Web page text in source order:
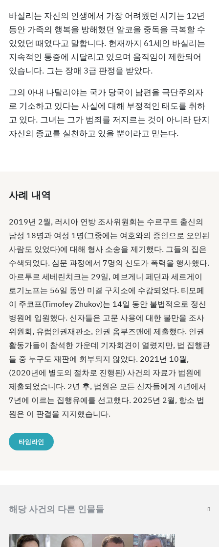
바실리는 자신의 인생에서 가장 어려웠던 시기는 12년
동안 가족의 행복을 방해했던 알코올 중독을 극복할 수
있었던 때였다고 말합니다. 현재까지 61세인 바실리는
지속적인 통증에 시달리고 있으며 움직임이 제한되어
있습니다. 그는 장애 3급 판정을 받았다.
그의 아내 나탈리야는 국가 당국이 남편을 극단주의자
로 기소하고 있다는 사실에 대해 부정적인 태도를 취하
고 있다. 그녀는 그가 범죄를 저지르는 것이 아니라 단지
자신의 종교를 실천하고 있을 뿐이라고 믿는다.
사례 내역
2019년 2월, 러시아 연방 조사위원회는 수르구트 출신의
남성 18명과 여성 1명(그중에는 여호와의 증인으로 오인된
사람도 있었다)에 대해 형사 소송을 제기했다. 그들의 집은
수색되었다. 심문 과정에서 7명의 신도가 폭력을 행사했다.
아르투르 세베린치크는 29일, 예브게니 페딘과 세르게이
로기노프는 56일 동안 미결 구치소에 수감되었다. 티모페
이 주코프(Timofey Zhukov)는 14일 동안 불법적으로 정신
병원에 입원했다. 신자들은 고문 사용에 대한 불만을 조사
위원회, 유럽인권재판소, 인권 옴부즈맨에 제출했다. 인권
활동가들이 참석한 가운데 기자회견이 열렸지만, 법 집행관
들 중 누구도 재판에 회부되지 않았다. 2021년 10월,
(2020년에 별도의 절차로 진행된) 사건의 자료가 법원에
제출되었습니다. 2년 후, 법원은 모든 신자들에게 4년에서
7년에 이르는 집행유예를 선고했다. 2025년 2월, 항소 법
원은 이 판결을 지지했습니다.
타임라인
해당 사건의 다른 인물들